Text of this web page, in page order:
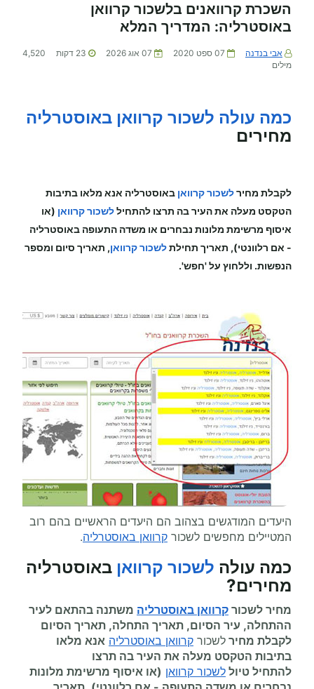
השכרת קרוואנים בלשכור קרוואן
באוסטרליה: המדריך המלא
אבי בנדנה 07 ספט 2020 07 אוג 2026 23 דקות
4,520
מילים
כמה עולה לשכור קרוואן באוסטרליה
מחירים
לקבלת מחירלשכור קרוואן באוסטרליה אנא מלאו בתיבות
הטקסט מעלה את העיר בה תרצו להתחיללשכור קרוואן (או
איסוף מרשימת מלונות נבחרים או משדה התעופה באוסטרליה
- אם רלוונטי), תאריך תחילתלשכור קרוואן, תאריך סיום ומספר
הנפשות. וללחוץ על 'חפש'.
היעדים המודגשים בצהוב הם היעדים הראשיים בהם רוב
המטיילים מחפשים לשכור קרוואן באוסטרליה.
כמה עולה לשכור קרוואן באוסטרליה
מחירים?
מחיר לשכור קרוואן באוסטרליה משתנה בהתאם לעיר
ההתחלה, עיר הסיום, תאריך התחלה, תאריך הסיום
לקבלת מחיר לשכור קרוואן באוסטרליה אנא מלאו
בתיבות הטקסט מעלה את העיר בה תרצו
להתחיל טיול לשכור קרוואן (או איסוף מרשימת מלונות